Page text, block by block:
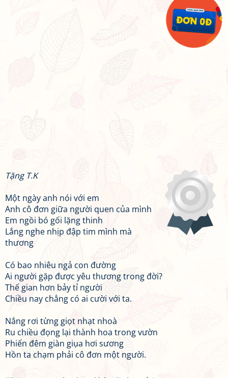
Tặng T.K
Một ngày anh nói với em
Anh cô đơn giữa người quen của mình
Em ngồi bó gối lặng thinh
Lắng nghe nhịp đập tim mình mà
thương
Có bao nhiêu ngả con đường
Ai người gặp được yêu thương trong đời?
Thế gian hơn bảy tỉ người
Chiều nay chẳng có ai cười với ta.
Nắng rơi từng giọt nhạt nhoà
Ru chiều đọng lại thành hoa trong vườn
Phiến đêm giàn giụa hơi sương
Hồn ta chạm phải cô đơn một người.